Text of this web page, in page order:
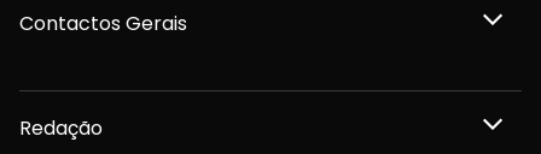
Contactos Gerais
Redação